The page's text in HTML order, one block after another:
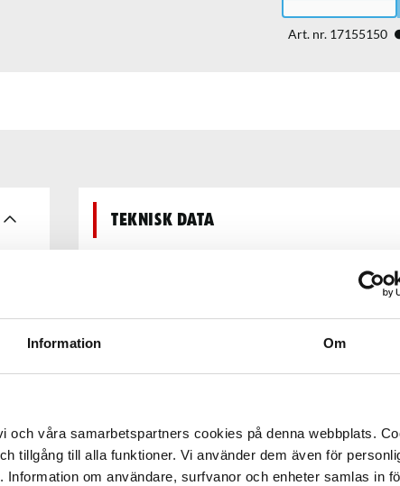
Information Om
och våra samarbetspartners cookies på denna webbplats.
tillgång till alla funktioner. Vi använder dem även för
om användare, surfvanor och enheter samlas in
Art. nr. 17155150
Teknisk data